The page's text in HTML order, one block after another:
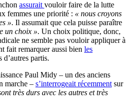
assurait vouloir faire de la lutte
femmes une priorité : « nous croyons
». Il assumait que cela puisse paraître
un choix ». Un choix politique, donc,
ne semble pas vouloir appliquer à
fait remarquer aussi bien les
d’autres partis.
Paul Midy – un des anciens
marche – s’interrogeait récemment sur
très durs avec les autres et très